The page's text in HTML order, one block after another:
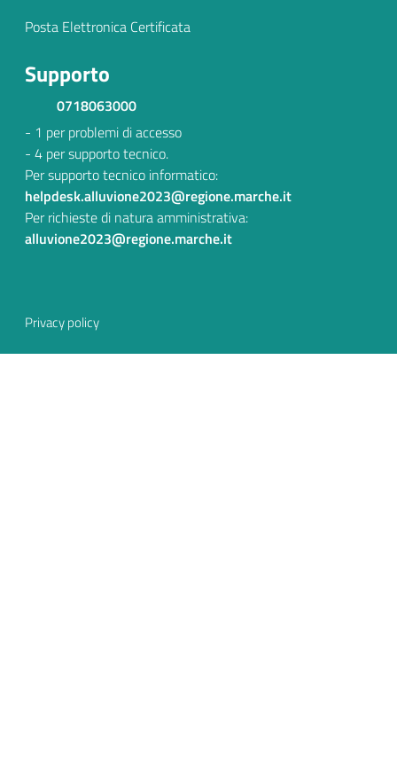
Posta Elettronica Certificata
Supporto
0718063000
- 1 per problemi di accesso
- 4 per supporto tecnico.
Per supporto tecnico informatico:
helpdesk.alluvione2023@regione.marche.it
Per richieste di natura amministrativa:
alluvione2023@regione.marche.it
Privacy policy